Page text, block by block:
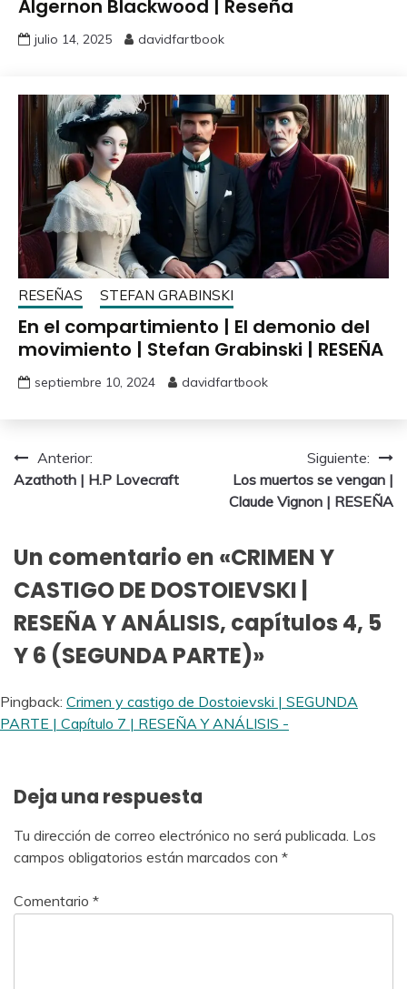
Algernon Blackwood | Reseña
julio 14, 2025 davidfartbook
RESEÑAS STEFAN GRABINSKI
En el compartimiento | El demonio del
movimiento | Stefan Grabinski | RESEÑA
septiembre 10, 2024 davidfartbook
Anterior:
Azathoth | H.P Lovecraft
Siguiente:
Los muertos se vengan |
Claude Vignon | RESEÑA
Un comentario en «CRIMEN Y
CASTIGO DE DOSTOIEVSKI |
RESEÑA Y ANÁLISIS, capítulos 4, 5
Y 6 (SEGUNDA PARTE)»
Pingback: Crimen y castigo de Dostoievski | SEGUNDA
PARTE | Capítulo 7 | RESEÑA Y ANÁLISIS -
Deja una respuesta
Tu dirección de correo electrónico no será publicada. Los
campos obligatorios están marcados con *
Comentario *